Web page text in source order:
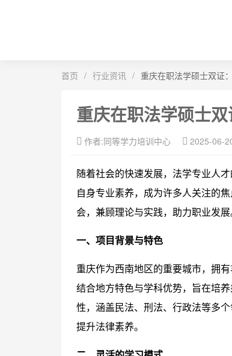
首页 / 行业资讯 / 重庆在职法学硕士双证
重庆在职法学硕士
作者:同等学力培训中心 2025-06-
随着社会的快速发展，法学专业人
自身专业素养，成为许多人关注的
会，兼顾理论与实践，助力职业发展
一、项目背景与特色
重庆作为西南地区的重要城市，拥
结合地方特色与学科优势，旨在培
性，涵盖民法、刑法、行政法等多
提升法律素养。